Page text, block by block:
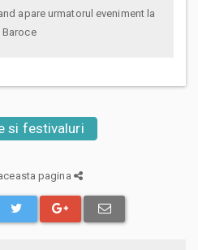
si festivaluri
pagina